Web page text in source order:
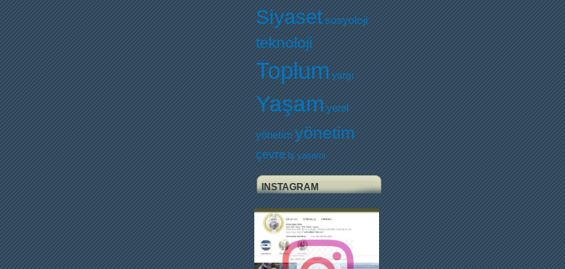
Siyasetsosyoloji
teknoloji
Toplum yargı
Yaşam yerel
yönetim yönetim
çevre İş yaşamı
INSTAGRAM